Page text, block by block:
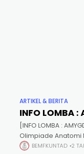
ARTIKEL & BERITA
INFO LOMBA
[INFO LOMBA :
Olimpiade Anatomi
oleh Laboratorium
BEMFKUNTAD 2